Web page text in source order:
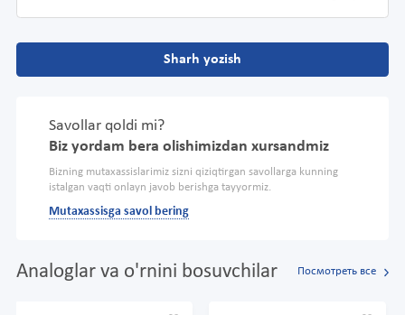
Sharh yozish
Savollar qoldi mi?
Biz yordam bera olishimizdan xursandmiz
Bizning mutaxassislarimiz sizni qiziqtirgan savollarga kunning
istalgan vaqti onlayn javob berishga tayyormiz.
Mutaxassisga savol bering
Analoglar va o'rnini bosuvchilar Посмотреть все